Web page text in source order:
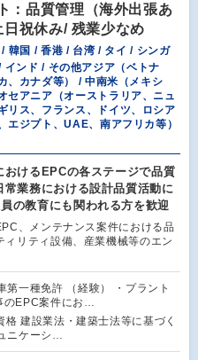
：品質管理（海外出張あ
祝休み/ 残業少なめ
韓国 / 香港 / 台湾 / タイ / シンガ
ンド / その他アジア（ベトナ
、カナダ等） / 中南米（メキシ
セアニア（オーストラリア、ニュ
リス、フランス、ドイツ、ロシア
ジプト、UAE、南アフリカ等）
おけるEPCの各ステージで品質
業務における設計品質活動に
の教育にも関われる方を歓迎
、メンテナンス案件における品
リティ設備、産業機械等のエン
第一種免許 （経験） ・プラント
のEPC案件にお…
建設業法・建築士法等に基づく
ニケーシ…